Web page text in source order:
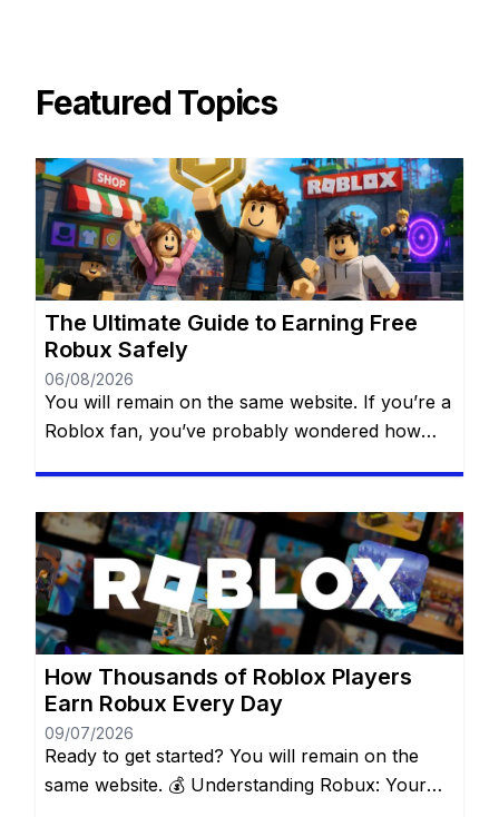
Featured Topics
The Ultimate Guide to Earning Free
Robux Safely
06/08/2026
You will remain on the same website. If you’re a
Roblox fan, you’ve probably wondered how
premium experiences. The secret isn’t always
spending money—many players earn Robux by
using legitimate opportunities available within
the Roblox ecosystem. Forget about suspicious
websites and fake […]
How Thousands of Roblox Players
Earn Robux Every Day
09/07/2026
Ready to get started? You will remain on the
same website. 💰 Understanding Robux: Your